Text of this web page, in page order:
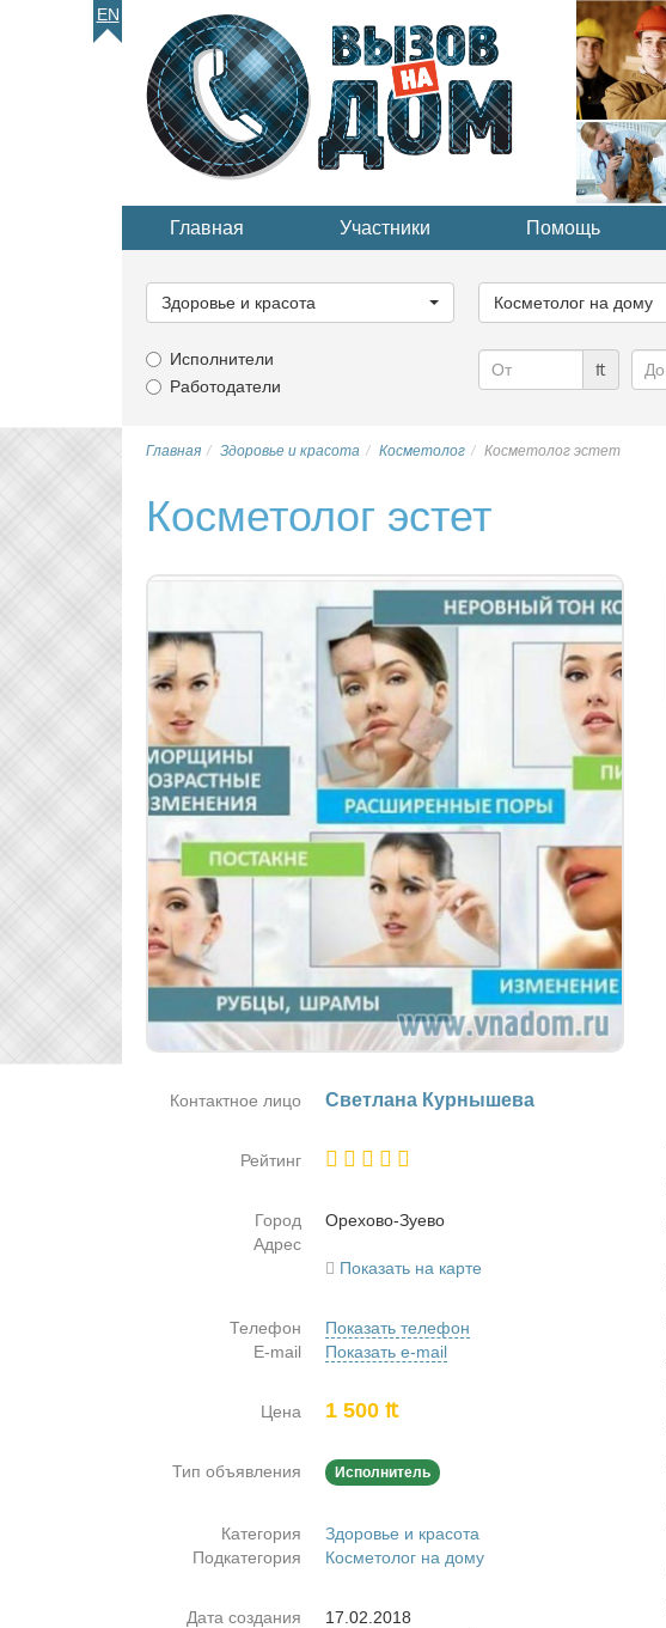
EN
Главная Участники Помощь
категорию...
Здоровье и красота
категорию...
Косметолог на дому
Исполнители
Работодатели
₶
Главная Здоровье и красота Косметолог Косметолог эстет
Косметолог эстет
Контактное лицо Cвет­ла­на Кур­ны­ше­ва
Рейтинг
Город
Оре­хо­во-Зу­е­во
Адрес
Показать на карте
Телефон
Показать телефон
E-mail
Показать e-mail
Цена 1 500 ₶
Тип объявления Исполнитель
Категория
Здоровье и красота
Подкатегория
Косметолог на дому
Дата создания
17.02.2018